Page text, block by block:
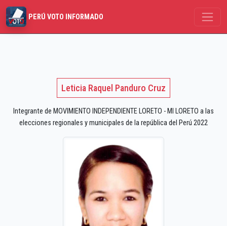
PERÚ VOTO INFORMADO
Leticia Raquel Panduro Cruz
Integrante de MOVIMIENTO INDEPENDIENTE LORETO - MI LORETO a las
elecciones regionales y municipales de la república del Perú 2022